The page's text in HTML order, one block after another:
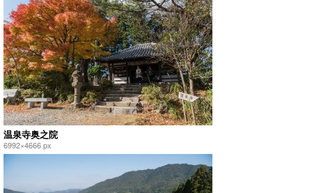
温泉寺奥之院
6992×4666 px